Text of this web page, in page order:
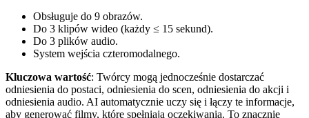
Obsługuje do 9 obrazów.
Do 3 klipów wideo (każdy ≤ 15 sekund).
Do 3 plików audio.
System wejścia czteromodalnego.
Kluczowa wartość: Twórcy mogą jednocześnie dostarczać
odniesienia do postaci, odniesienia do scen, odniesienia do akcji i
odniesienia audio. AI automatycznie uczy się i łączy te informacje,
aby generować filmy, które spełniają oczekiwania. To znacznie